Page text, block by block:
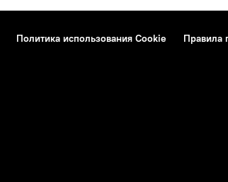
Политика использования Cookie
Правила